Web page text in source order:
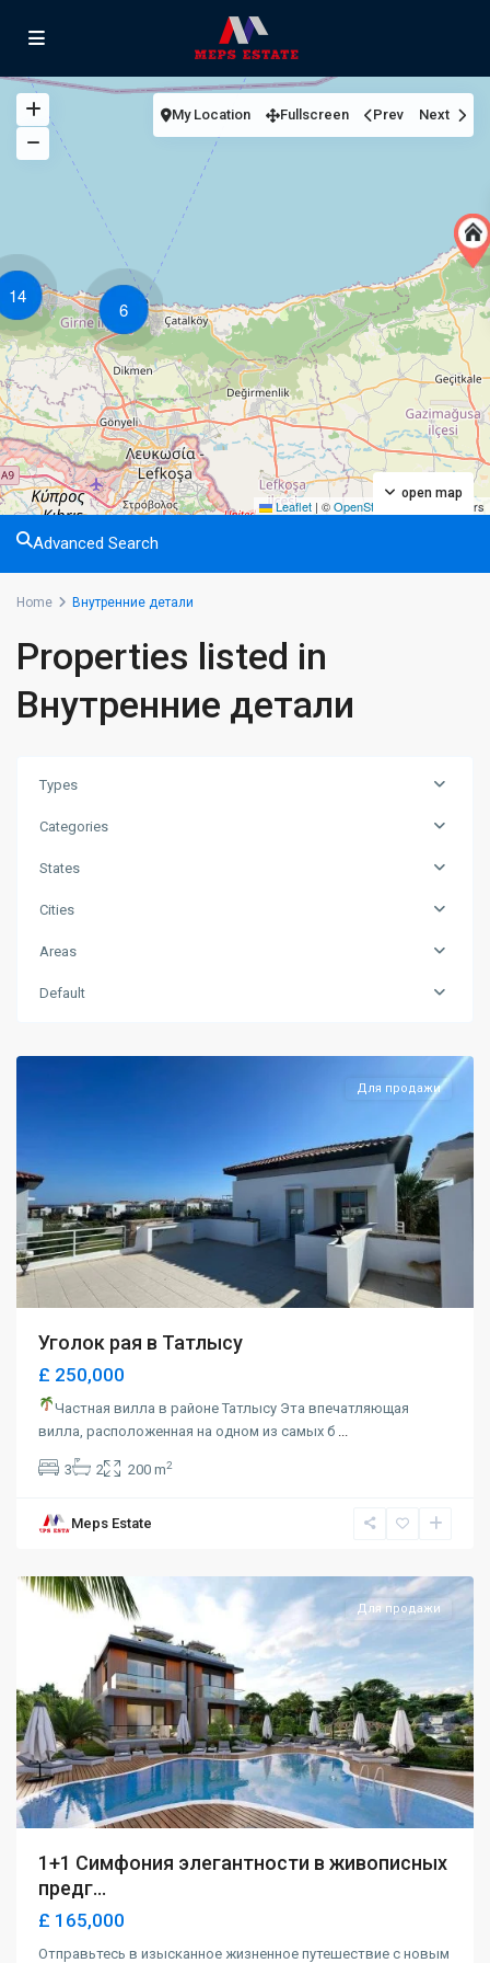
14
6
Leaflet | ©OpenStreetMap contributors
open map
My Location Fullscreen Prev Next
Advanced Search
Home Внутренние детали
Properties listed in
Внутренние детали
Types
Categories
States
Cities
Areas
Default
Для продажи
Уголок рая в Татлысу
£ 250,000
Частная вилла в районе Татлысу Эта впечатляющая
вилла, расположенная на одном из самых б ...
3 2 200 m2
Meps Estate
Alsancak,
Для продажи
1+1 Симфония элегантности в живописных
предг...
£ 165,000
Отправьтесь в изысканное жизненное путешествие с новым